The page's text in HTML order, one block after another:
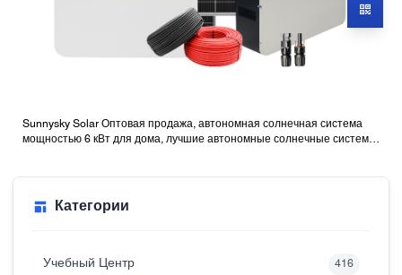
Sunnysky Solar Оптовая продажа, автономная солнечная система
мощностью 6 кВт для дома, лучшие автономные солнечные системы
Категории
Учебный Центр 416